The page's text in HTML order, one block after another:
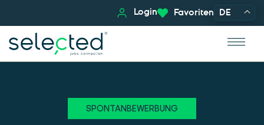
Login Favoriten DE
SPONTANBEWERBUNG